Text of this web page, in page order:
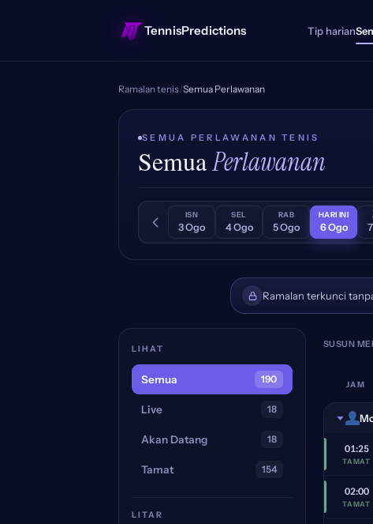
TennisPredictions Tip harian
Ramalan tenis/Semua Perlawanan
SEMUA PERLAWANAN TENIS
SemuaPerlawanan
ISN
3 Ogo
SEL
4 Ogo
RAB
5 Ogo
HARI INI
6 Ogo
Ramalan terkunci
LIHAT
Semua 190
Live 18
Akan Datang 18
Tamat 154
LITAR
SUSUN
JAM
01:25
TAMAT
02:00
TAMAT